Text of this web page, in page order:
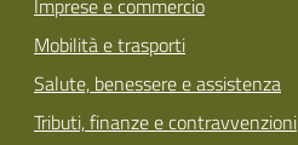
Imprese e commercio
Mobilità e trasporti
Salute, benessere e assistenza
Tributi, finanze e contravvenzioni